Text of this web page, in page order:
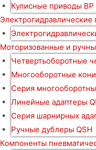
Кулисные приводы BP
Электрогидравлические
Моторизованные и
Четвертьоборотные
Многооборотные
Серия
Линейные адаптеры
Серия шарнирных
Ручные дублеры QSH
Компоненты